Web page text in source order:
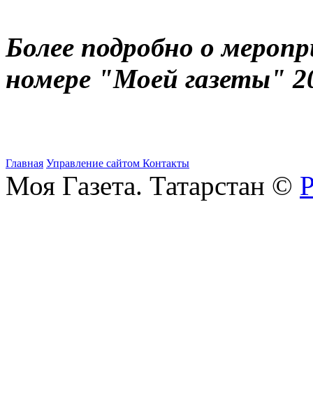
Более подробно о
номере "Моей газеты"
Главная Управление сайтом Контакты
Моя Газета. Татарстан ©